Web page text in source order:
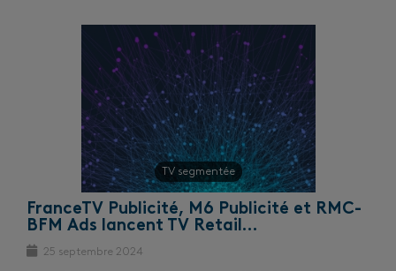
TV segmentée
FranceTV Publicité, M6 Publicité et RMC-
BFM Ads lancent TV Retail…
25 septembre 2024